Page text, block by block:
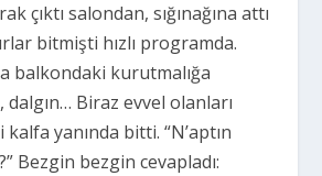
çıktı salondan, sığınağına attı
bitmişti hızlı programda.
balkondaki kurutmalığa
dalgın… Biraz evvel olanları
yanında bitti. “N’aptın
Bezgin bezgin cevapladı: